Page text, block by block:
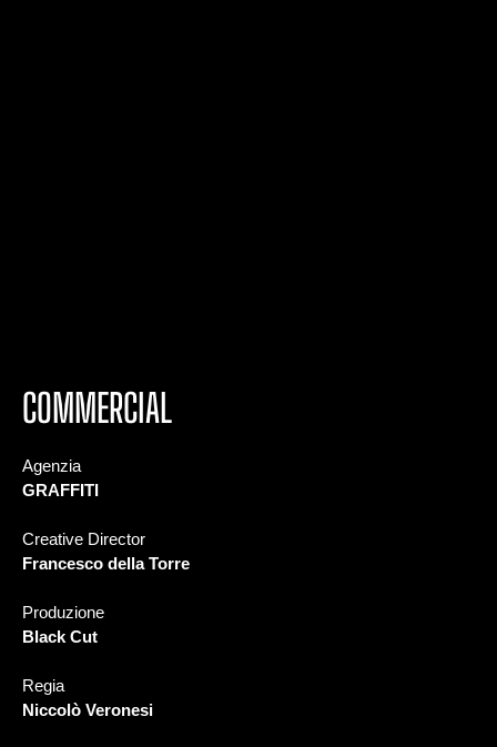
COMMERCIAL
Agenzia
GRAFFITI
Creative Director
Francesco della Torre
Produzione
Black Cut
Regia
Niccolò Veronesi